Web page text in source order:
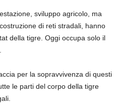
sviluppo agricolo, ma
di reti stradali, hanno
della tigre. Oggi occupa solo il
per la sopravvivenza di questi
le parti del corpo della tigre